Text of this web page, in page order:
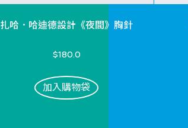
扎哈．哈迪德設計《夜間》胸針
$180.0
加入購物袋